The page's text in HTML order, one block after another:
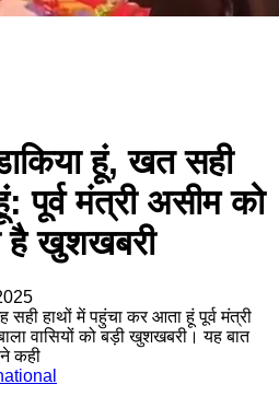
हूं, खत सही
पूर्व मंत्री असीम को
है खुशखबरी
हाथों में पहुंचा कर आता हूं पूर्व मंत्री
वासियों को बड़ी खुशखबरी। यह बात
कही